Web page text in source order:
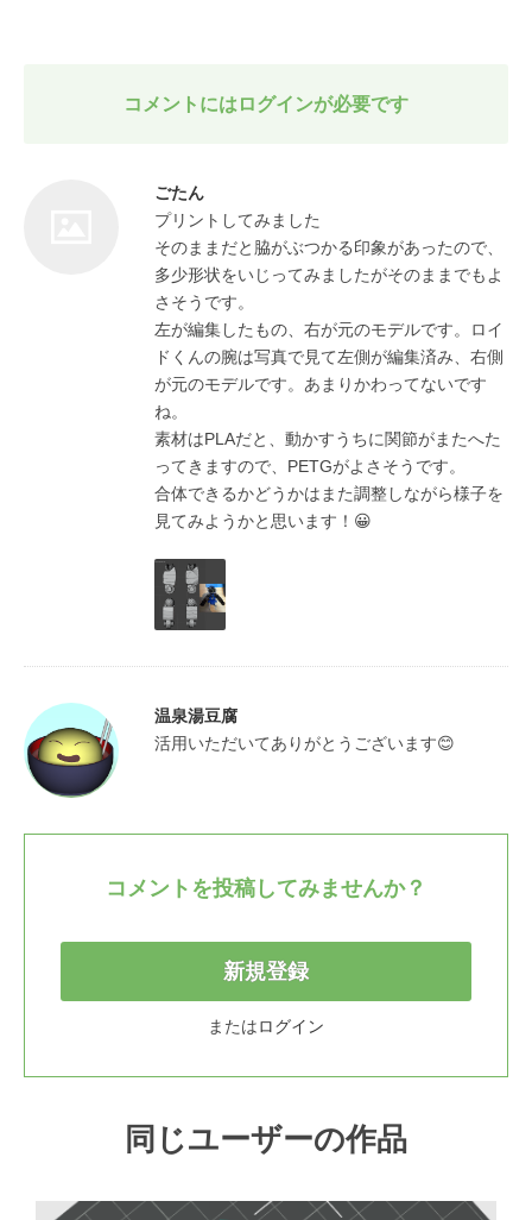
コメントにはログインが必要です
ごたん
プリントしてみました
そのままだと脇がぶつかる印象があったので、
多少形状をいじってみましたがそのままでもよ
さそうです。
左が編集したもの、右が元のモデルです。ロイ
ドくんの腕は写真で見て左側が編集済み、右側
が元のモデルです。あまりかわってないです
ね。
素材はPLAだと、動かすうちに関節がまたへた
ってきますので、PETGがよさそうです。
合体できるかどうかはまた調整しながら様子を
見てみようかと思います！😀
温泉湯豆腐
活用いただいてありがとうございます😊
コメントを投稿してみませんか？
新規登録
またはログイン
同じユーザーの作品